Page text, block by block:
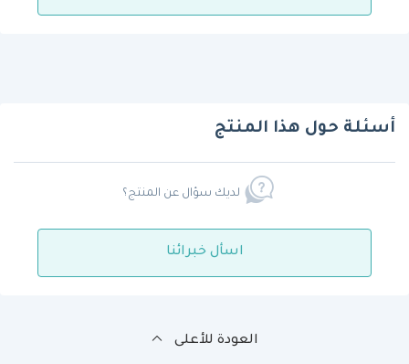
أسئلة حول هذا المنتج
لديك سؤال عن المنتج؟
اسأل خبرائنا
العودة للأعلى